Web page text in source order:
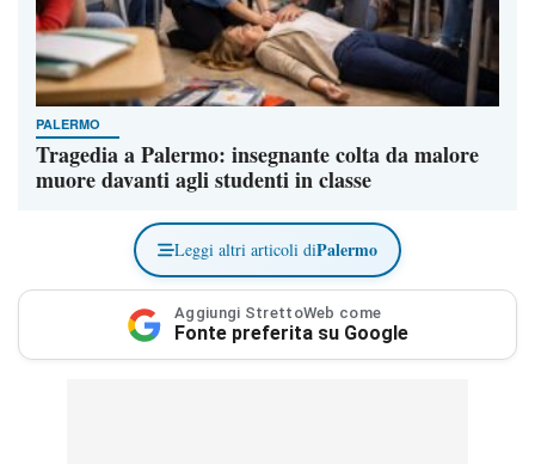
PALERMO
Tragedia a Palermo: insegnante colta da malore
muore davanti agli studenti in classe
Leggi altri articoli diPalermo
Aggiungi StrettoWeb come
Fonte preferita su Google